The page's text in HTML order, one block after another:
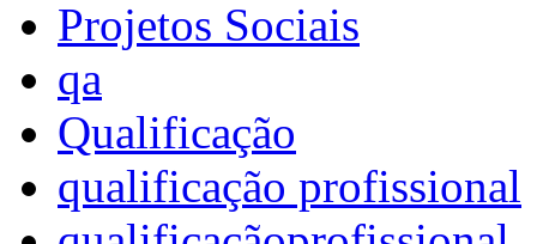
Projetos Sociais
qa
Qualificação
qualificação profissional